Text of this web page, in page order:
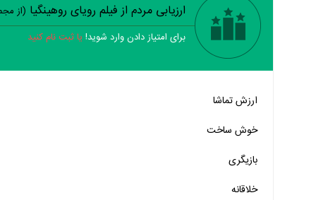
خیر
خیر
خیر
خیر
ارزیابی مردم از فیلم رویای روهینگیا (از
برای امتیاز دادن وارد شوید! یا ثبت نام کنید
ارزش تماشا
خوش ساخت
بازیگری
خلاقانه